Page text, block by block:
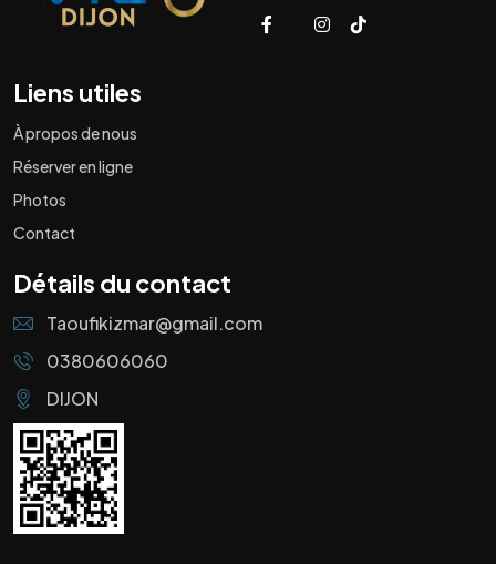
Liens utiles
À propos de nous
Réserver en ligne
Photos
Contact
Détails du contact
Taoufikizmar@gmail.com
0380606060
DIJON